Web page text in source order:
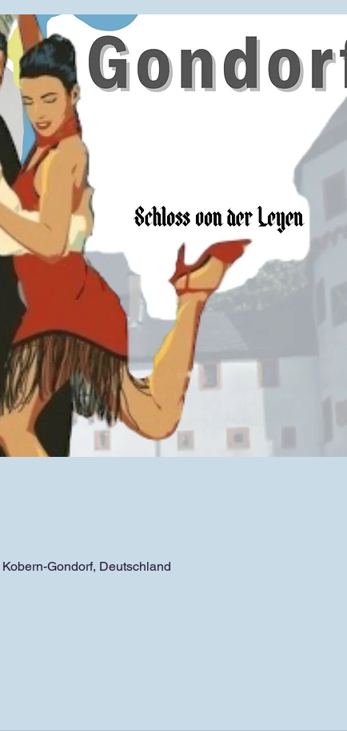
Gondorf, Deutschland